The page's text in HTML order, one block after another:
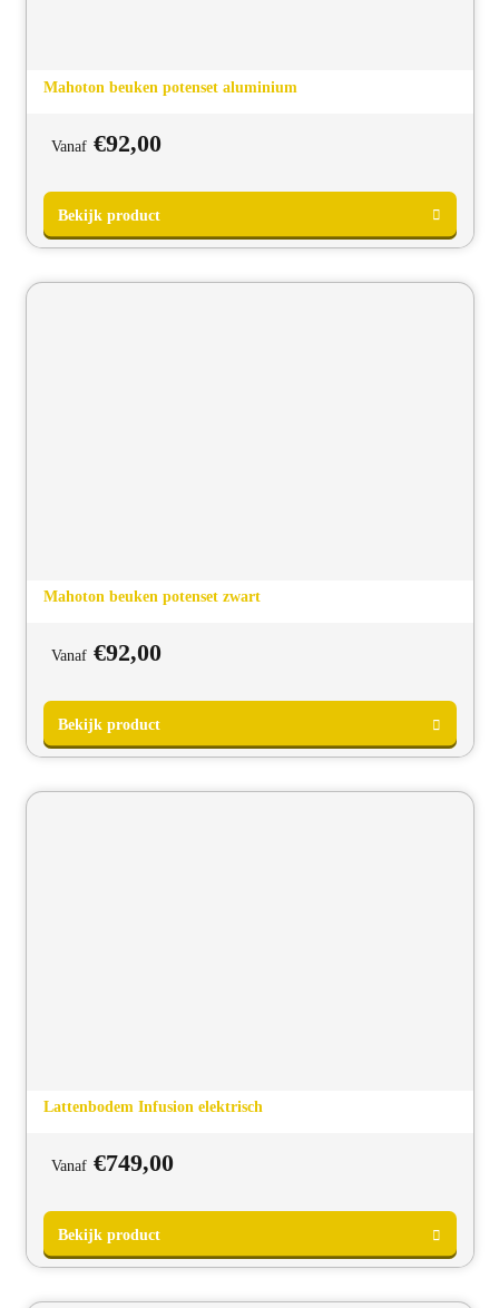
Mahoton beuken potenset aluminium
Vanaf €92,00
Mahoton beuken potenset zwart
Vanaf €92,00
Lattenbodem Infusion elektrisch
Vanaf €749,00